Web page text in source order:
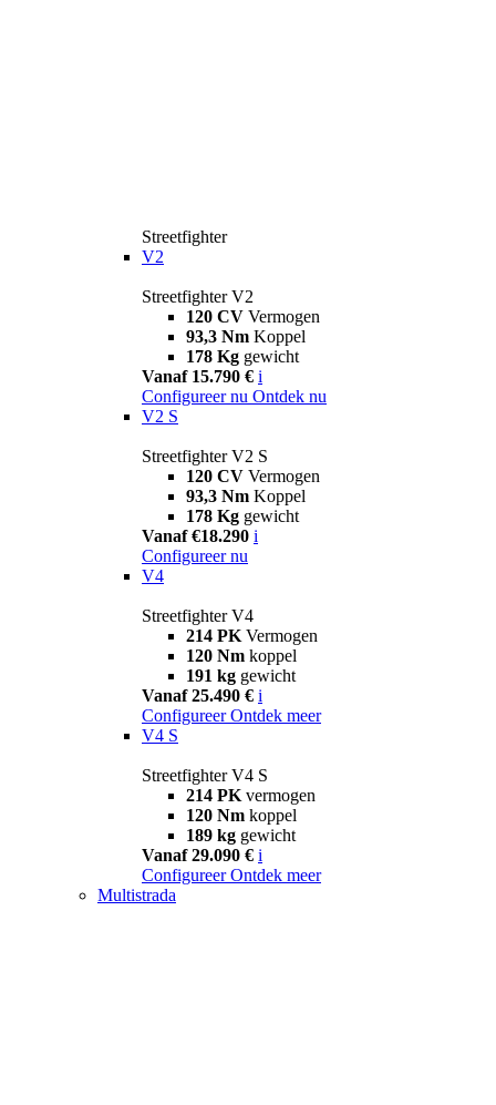
Streetfighter
V2
Streetfighter V2
120 CV Vermogen
93,3 Nm Koppel
178 Kg gewicht
Vanaf 15.790 € i
Configureer nu Ontdek nu
V2 S
Streetfighter V2 S
120 CV Vermogen
93,3 Nm Koppel
178 Kg gewicht
Vanaf €18.290 i
Configureer nu
V4
Streetfighter V4
214 PK Vermogen
120 Nm koppel
191 kg gewicht
Vanaf 25.490 € i
Configureer Ontdek meer
V4 S
Streetfighter V4 S
214 PK vermogen
120 Nm koppel
189 kg gewicht
Vanaf 29.090 € i
Configureer Ontdek meer
Multistrada